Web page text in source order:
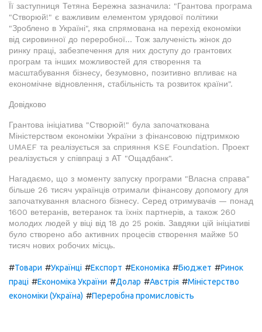
Її заступниця Тетяна Бережна зазначила: "Грантова програма
"Створюй!" є важливим елементом урядової політики
"Зроблено в Україні", яка спрямована на перехід економіки
від сировинної до переробної... Тож залученість жінок до
ринку праці, забезпечення для них доступу до грантових
програм та інших можливостей для створення та
масштабування бізнесу, безумовно, позитивно впливає на
економічне відновлення, стабільність та розвиток країни".
Довідково
Грантова ініціатива "Створюй!" була започаткована
Міністерством економіки України з фінансовою підтримкою
UMAEF та реалізується за сприяння KSE Foundation. Проект
реалізується у співпраці з АТ "Ощадбанк".
Нагадаємо, що з моменту запуску програми "Власна справа"
більше 26 тисяч українців отримали фінансову допомогу для
започаткування власного бізнесу. Серед отримувачів — понад
1600 ветеранів, ветеранок та їхніх партнерів, а також 260
молодих людей у віці від 18 до 25 років. Завдяки цій ініціативі
було створено або активних процесів створення майже 50
тисяч нових робочих місць.
#Товари #Українці #Експорт #Економіка #Бюджет #Ринок
праці #Економіка України #Долар #Австрія #Міністерство
економіки (Україна) #Переробна промисловість